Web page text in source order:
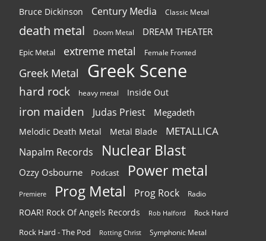
Bruce Dickinson Century Media Classic Metal
death metal Doom Metal DREAM THEATER
Epic Metal extreme metal Female Fronted
Greek Metal Greek Scene
hard rock heavy metal Inside Out
iron maiden Judas Priest Megadeth
Melodic Death Metal Metal Blade METALLICA
Napalm Records Nuclear Blast
Ozzy Osbourne Podcast Power metal
Premiere Prog Metal Prog Rock Radio
ROAR! Rock Of Angels Records Rob Halford Rock Hard
Rock Hard - The Pod Rotting Christ Symphonic Metal